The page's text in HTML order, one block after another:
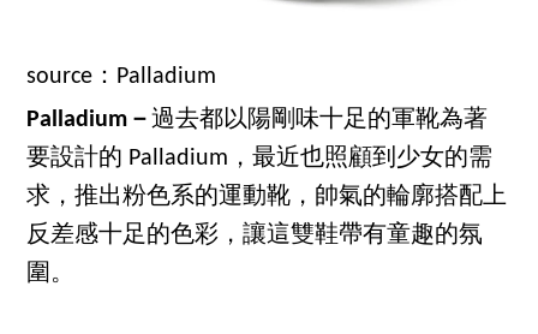
source：Palladium
Palladium－過去都以陽剛味十足的軍靴為著
要設計的 Palladium，最近也照顧到少女的需
求，推出粉色系的運動靴，帥氣的輪廓搭配上
反差感十足的色彩，讓這雙鞋帶有童趣的氛
圍。